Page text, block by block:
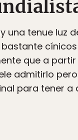
una tenue luz
que a partir
admitirlo
para tener a